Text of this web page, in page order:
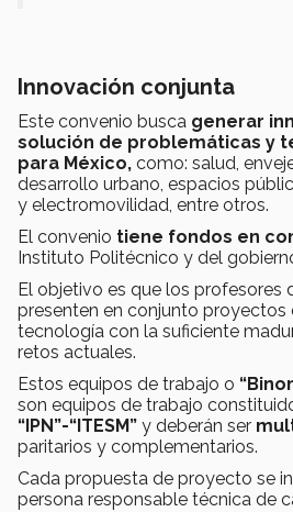
Innovación conjunta
Este convenio busca generar
solución de problemáticas y
para México, como: salud,
desarrollo urbano, espacios
y electromovilidad, entre otros.
El convenio tiene fondos en
Instituto Politécnico y del
El objetivo es que los profesores
presenten en conjunto proyectos
tecnología con la suficiente
retos actuales.
Estos equipos de trabajo o
son equipos de trabajo
“IPN”-“ITESM” y deberán ser
paritarios y complementarios.
Cada propuesta de proyecto se
persona responsable técnica de